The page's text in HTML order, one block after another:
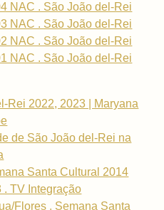
NAC . São João del-Rei
NAC . São João del-Rei
NAC . São João del-Rei
NAC . São João del-Rei
Rei 2022, 2023 | Maryana
de São João del-Rei na
Santa Cultural 2014
. TV Integração
Flores . Semana Santa